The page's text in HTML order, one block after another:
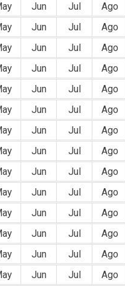
Jun Jul Ago
Jun Jul Ago
Jun Jul Ago
Jun Jul Ago
Jun Jul Ago
Jun Jul Ago
Jun Jul Ago
Jun Jul Ago
Jun Jul Ago
Jun Jul Ago
Jun Jul Ago
Jun Jul Ago
Jun Jul Ago
Jun Jul Ago